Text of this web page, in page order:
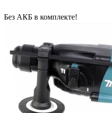
Без АКБ в комплекте!